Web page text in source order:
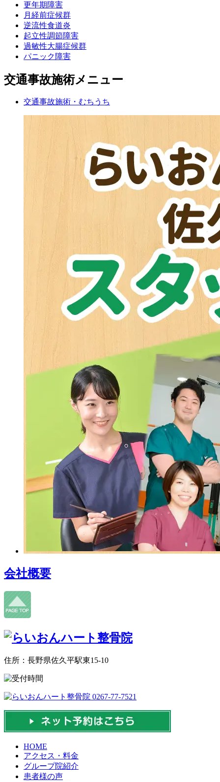
更年期障害
月経前症候群
逆流性食道炎
起立性調節障害
過敏性大腸症候群
パニック障害
交通事故施術メニュー
交通事故施術・むちうち
会社概要
住所：長野県佐久平駅東15-10
HOME
アクセス・料金
グループ院紹介
患者様の声